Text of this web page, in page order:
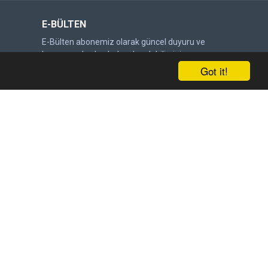
Got it!
E-BÜLTEN
E-Bülten abonemiz olarak güncel duyuru ve
kampanyalardan haberdar olabilirsiniz.
Gönder